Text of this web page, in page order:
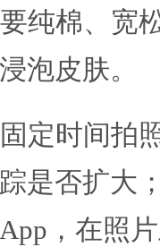
纯棉、宽
泡皮肤。
定时间拍
是否扩大
，在照